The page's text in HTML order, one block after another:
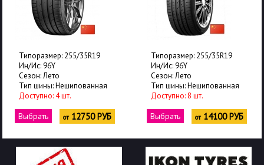
Типоразмер: 255/35R19
Ин/Ис: 96Y
Сезон: Лето
Тип шины: Нешипованная
Доступно: 4 шт.
Выбрать от12750 РУБ
Типоразмер: 255/35R19
Ин/Ис: 96Y
Сезон: Лето
Тип шины: Нешипованная
Доступно: 8 шт.
Выбрать от14100 РУБ